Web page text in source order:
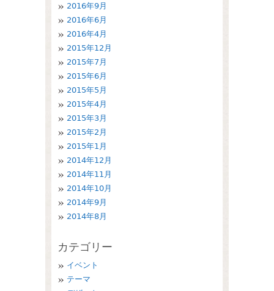
2016年9月
2016年6月
2016年4月
2015年12月
2015年7月
2015年6月
2015年5月
2015年4月
2015年3月
2015年2月
2015年1月
2014年12月
2014年11月
2014年10月
2014年9月
2014年8月
カテゴリー
イベント
テーマ